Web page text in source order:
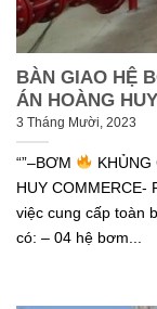
BÀN GIAO HỆ
ÁN HOÀNG
3 Tháng Mười, 2023
“”–BƠM
KHỦNG
HUY COMMERCE-
việc cung cấp toàn
có: – 04 hệ bơm...